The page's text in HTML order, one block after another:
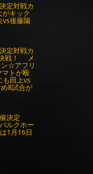
定対戦カ
キック
後藤陽
定対戦カ
戦！ メ
ン☆アフリ
トが殴
田上vs
8試合が
催決定
ルクホー
1月16日